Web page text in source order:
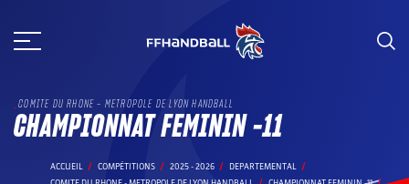
au
COMITE DU RHONE - METROPOLE DE LYON HANDBALL
CHAMPIONNAT FEMININ -11
ACCUEIL COMPÉTITIONS 2025 - 2026
DEPARTEMENTAL